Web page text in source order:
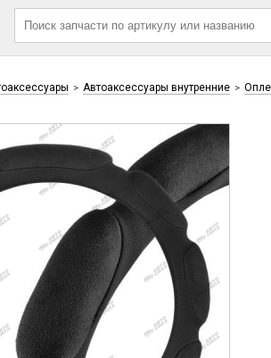
> Автоаксессуары внутренние >